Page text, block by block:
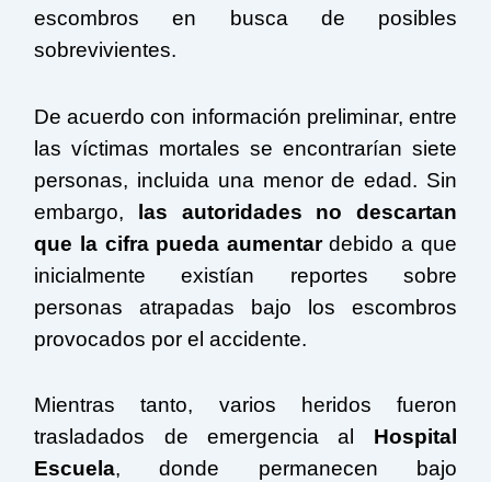
escombros en busca de posibles
sobrevivientes.
De acuerdo con información preliminar, entre
las víctimas mortales se encontrarían siete
personas, incluida una menor de edad. Sin
embargo, las autoridades no descartan
que la cifra pueda aumentardebido a que
inicialmente existían reportes sobre
personas atrapadas bajo los escombros
provocados por el accidente.
Mientras tanto, varios heridos fueron
trasladados de emergencia al Hospital
Escuela, donde permanecen bajo